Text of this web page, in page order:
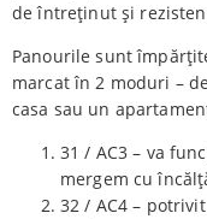
de întreținut și
Panourile sunt
marcat în 2 moduri –
casa sau un
31 / AC3 – va
mergem cu
32 / AC4 –